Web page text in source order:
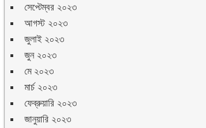
সেপ্টেম্বর ২০২৩
আগস্ট ২০২৩
জুলাই ২০২৩
জুন ২০২৩
মে ২০২৩
মার্চ ২০২৩
ফেব্রুয়ারি ২০২৩
জানুয়ারি ২০২৩